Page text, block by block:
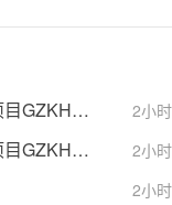
补充公告-招标3 2小
补充公告-招标3 2小
2小